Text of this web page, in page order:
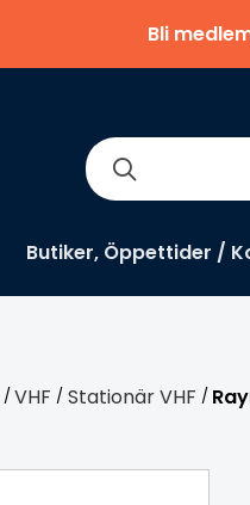
Bli
Butiker, Öppettider /
/ VHF / Stationär VHF /